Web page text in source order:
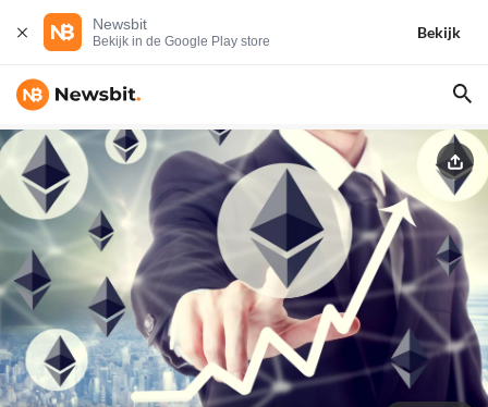
Newsbit
Bekijk in de Google Play store
Bekijk